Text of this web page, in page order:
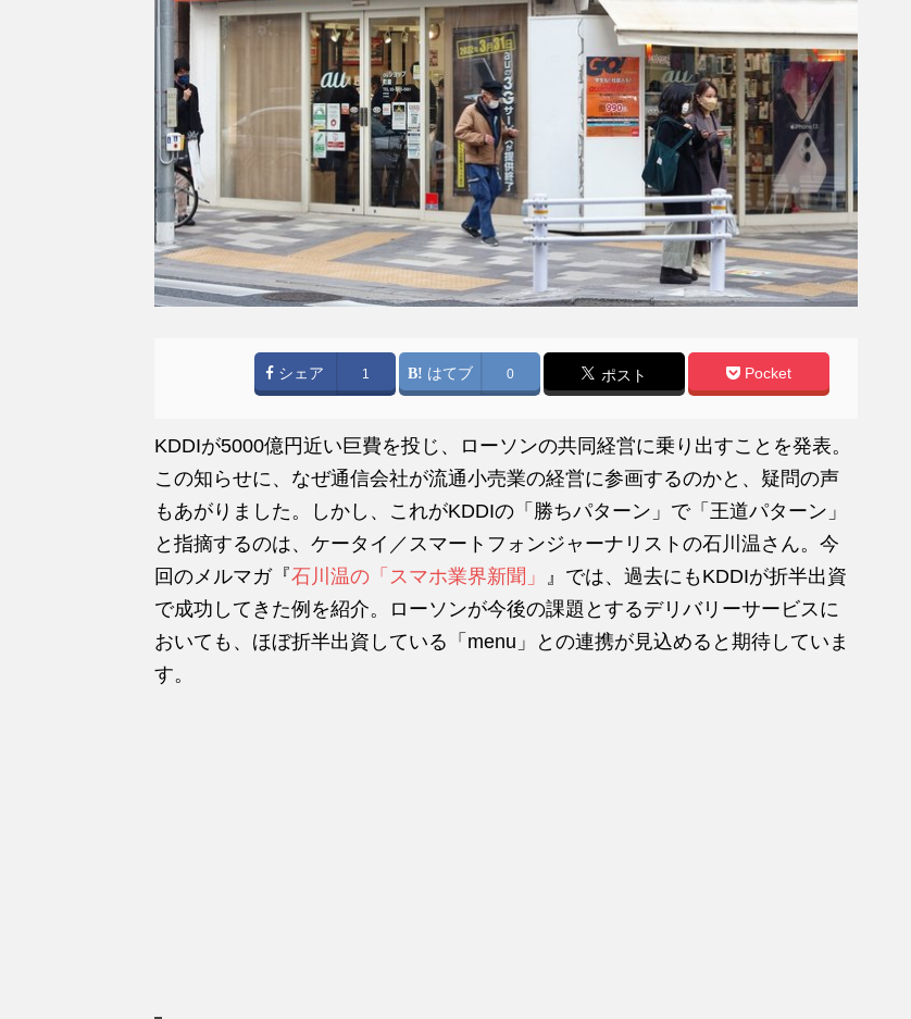
シェア 1 はてブ 0 ポスト Pocket
KDDIが5000億円近い巨費を投じ、ローソンの共同経営に乗り出すことを発表。
この知らせに、なぜ通信会社が流通小売業の経営に参画するのかと、疑問の声
もあがりました。しかし、これがKDDIの「勝ちパターン」で「王道パターン」
と指摘するのは、ケータイ／スマートフォンジャーナリストの石川温さん。今
回のメルマガ『石川温の「スマホ業界新聞」
』では、過去にもKDDIが折半出資
で成功してきた例を紹介。ローソンが今後の課題とするデリバリーサービスに
おいても、ほぼ折半出資している「menu」との連携が見込めると期待していま
す。